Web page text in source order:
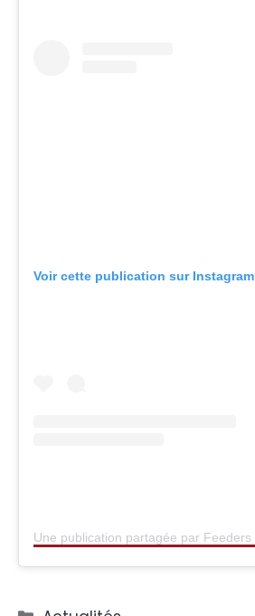
Voir cette publication sur Instagram
Une publication partagée par Feeders